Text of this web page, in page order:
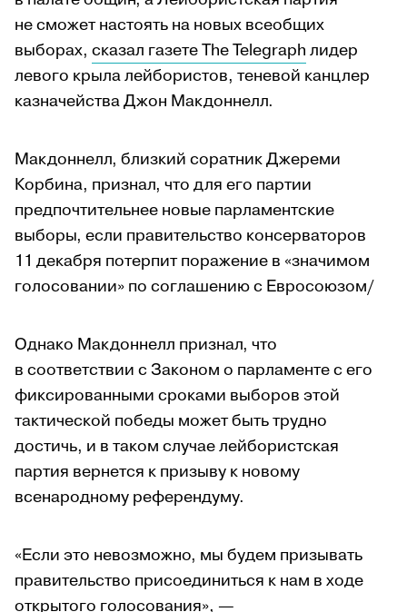
не сможет настоять на новых всеобщих
выборах, сказал газете The Telegraph лидер
левого крыла лейбористов, теневой канцлер
казначейства Джон Макдоннелл.
Макдоннелл, близкий соратник Джереми
Корбина, признал, что для его партии
предпочтительнее новые парламентские
выборы, если правительство консерваторов
11 декабря потерпит поражение в «значимом
голосовании» по соглашению с Евросоюзом/
Однако Макдоннелл признал, что
в соответствии с Законом о парламенте с его
фиксированными сроками выборов этой
тактической победы может быть трудно
достичь, и в таком случае лейбористская
партия вернется к призыву к новому
всенародному референдуму.
«Если это невозможно, мы будем призывать
правительство присоединиться к нам в ходе
открытого голосования», —